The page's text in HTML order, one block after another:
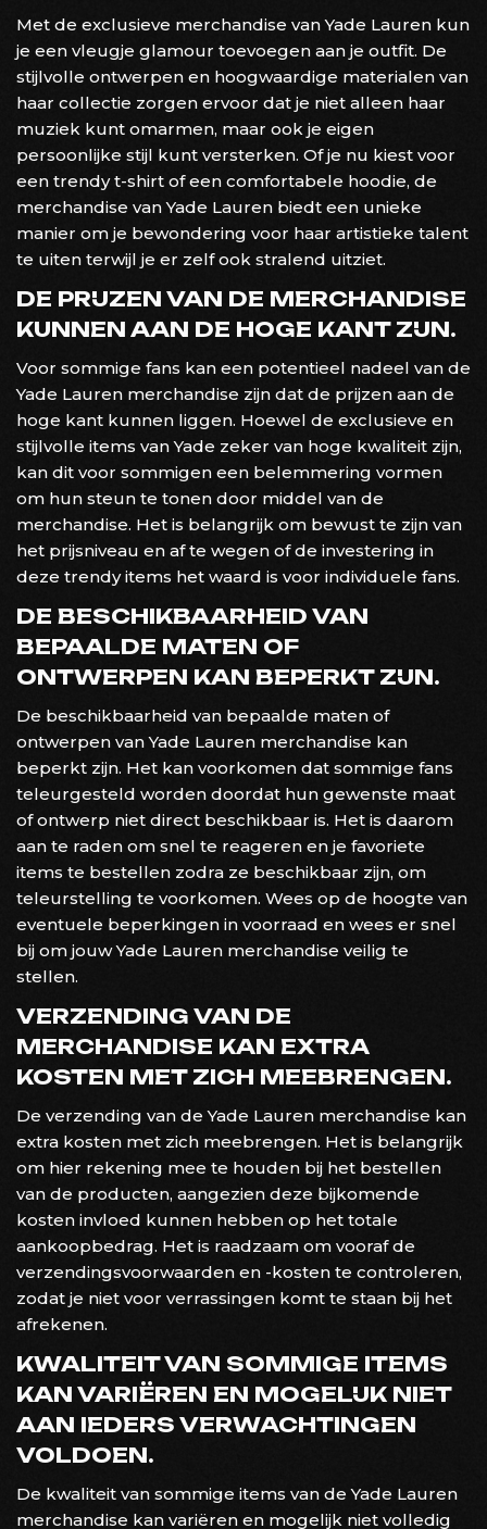
Met de exclusieve merchandise van Yade Lauren kun
je een vleugje glamour toevoegen aan je outfit. De
stijlvolle ontwerpen en hoogwaardige materialen van
haar collectie zorgen ervoor dat je niet alleen haar
muziek kunt omarmen, maar ook je eigen
persoonlijke stijl kunt versterken. Of je nu kiest voor
een trendy t-shirt of een comfortabele hoodie, de
merchandise van Yade Lauren biedt een unieke
manier om je bewondering voor haar artistieke talent
te uiten terwijl je er zelf ook stralend uitziet.
DE PRIJZEN VAN DE MERCHANDISE
KUNNEN AAN DE HOGE KANT ZIJN.
Voor sommige fans kan een potentieel nadeel van de
Yade Lauren merchandise zijn dat de prijzen aan de
hoge kant kunnen liggen. Hoewel de exclusieve en
stijlvolle items van Yade zeker van hoge kwaliteit zijn,
kan dit voor sommigen een belemmering vormen
om hun steun te tonen door middel van de
merchandise. Het is belangrijk om bewust te zijn van
het prijsniveau en af te wegen of de investering in
deze trendy items het waard is voor individuele fans.
DE BESCHIKBAARHEID VAN
BEPAALDE MATEN OF
ONTWERPEN KAN BEPERKT ZIJN.
De beschikbaarheid van bepaalde maten of
ontwerpen van Yade Lauren merchandise kan
beperkt zijn. Het kan voorkomen dat sommige fans
teleurgesteld worden doordat hun gewenste maat
of ontwerp niet direct beschikbaar is. Het is daarom
aan te raden om snel te reageren en je favoriete
items te bestellen zodra ze beschikbaar zijn, om
teleurstelling te voorkomen. Wees op de hoogte van
eventuele beperkingen in voorraad en wees er snel
bij om jouw Yade Lauren merchandise veilig te
stellen.
VERZENDING VAN DE
MERCHANDISE KAN EXTRA
KOSTEN MET ZICH MEEBRENGEN.
De verzending van de Yade Lauren merchandise kan
extra kosten met zich meebrengen. Het is belangrijk
om hier rekening mee te houden bij het bestellen
van de producten, aangezien deze bijkomende
kosten invloed kunnen hebben op het totale
aankoopbedrag. Het is raadzaam om vooraf de
verzendingsvoorwaarden en -kosten te controleren,
zodat je niet voor verrassingen komt te staan bij het
afrekenen.
KWALITEIT VAN SOMMIGE ITEMS
KAN VARIËREN EN MOGELIJK NIET
AAN IEDERS VERWACHTINGEN
VOLDOEN.
De kwaliteit van sommige items van de Yade Lauren
merchandise kan variëren en mogelijk niet volledig